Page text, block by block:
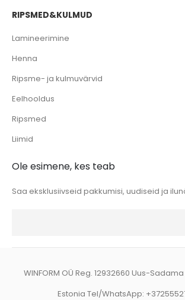
RIPSMED&KULMUD
Lamineerimine
Henna
Ripsme- ja kulmuvärvid
Eelhooldus
Ripsmed
Liimid
Ole esimene, kes teab
Saa eksklusiivseid pakkumisi, uudiseid ja
WINFORM OÜ Reg. 12932660 Uus-Sadama
Estonia Tel/WhatsApp: